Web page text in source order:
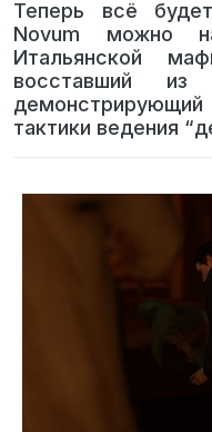
Теперь всё
Novum можно
Итальянской
восставший
тактики ведения